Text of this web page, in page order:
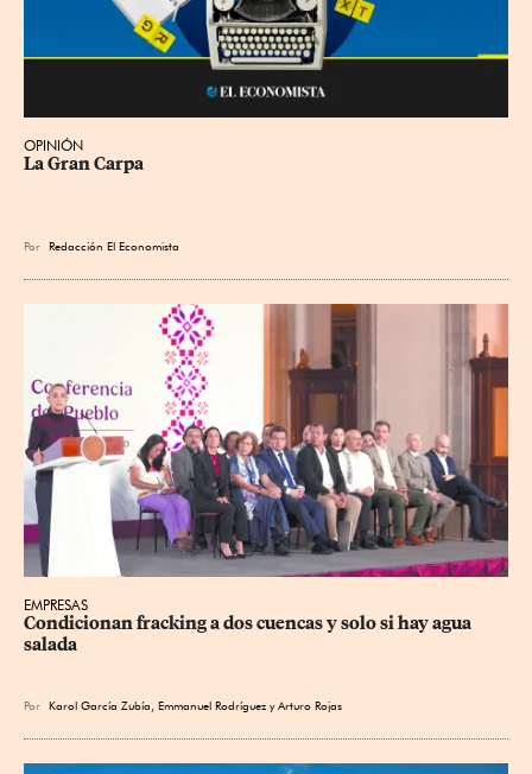
OPINIÓN
La Gran Carpa
Por Redacción El Economista
EMPRESAS
Condicionan fracking a dos cuencas y solo si hay agua
salada
Por Karol García Zubía Emmanuel Rodríguez yArturo Rojas